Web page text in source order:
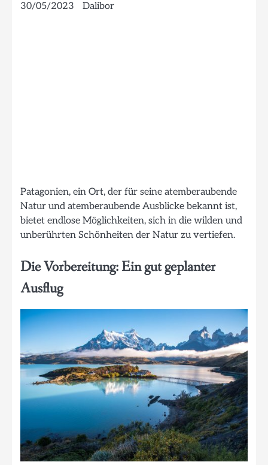
30/05/2023 Dalibor
Patagonien, ein Ort, der für seine atemberaubende
Natur und atemberaubende Ausblicke bekannt ist,
bietet endlose Möglichkeiten, sich in die wilden und
unberührten Schönheiten der Natur zu vertiefen.
Die Vorbereitung: Ein gut geplanter
Ausflug